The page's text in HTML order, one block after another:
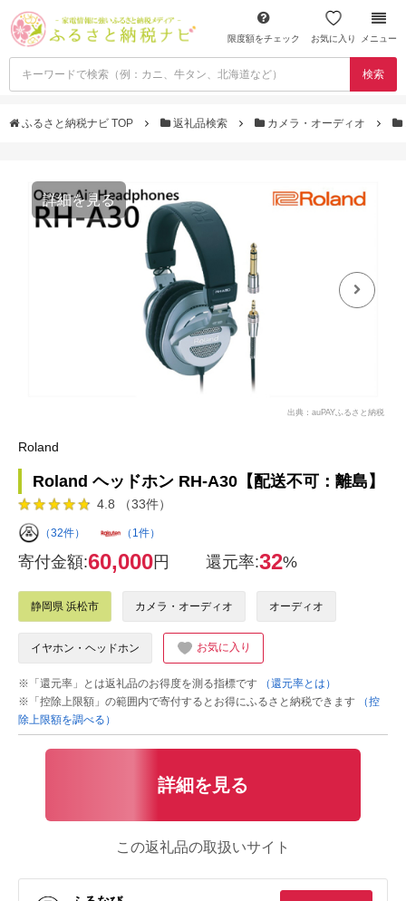
限度額をチェック お気に入り メニュー
検索
ふるさと納税ナビ TOP 返礼品検索 カメラ・オーディオ
詳細を見る
出典：auPAYふるさと納税
Roland
Roland ヘッドホン RH-A30【配送不可：離島】
4.8 （33件）
（32件） （1件）
寄付金額:60,000円 還元率:32%
静岡県 浜松市 カメラ・オーディオ オーディオ
イヤホン・ヘッドホン お気に入り
※「還元率」とは返礼品のお得度を測る指標です
（還元率とは）
※「控除上限額」の範囲内で寄付するとお得にふるさと納税できます
（控
除上限額を調べる）
詳細を見る
この返礼品の取扱いサイト